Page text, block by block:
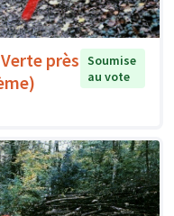
près Soumise
au vote